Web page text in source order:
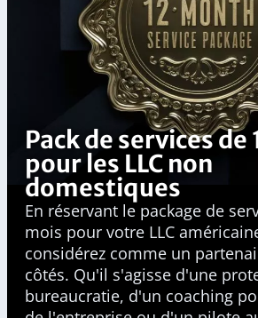
Pack de services de
pour les LLC non
domestiques
En réservant le package de
mois pour votre LLC
considérez comme un
côtés. Qu'il s'agisse d'une
bureaucratie, d'un coaching